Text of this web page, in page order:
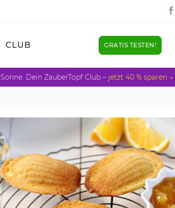
CLUB GRATIS TESTEN!
Dein ZauberTopf Club – jetzt 40 % sparen →